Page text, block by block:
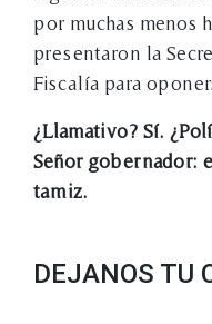
por muchas menos
presentaron la
Fiscalía para
¿Llamativo? Sí.
Señor gobernador:
tamiz.
DEJANOS TU